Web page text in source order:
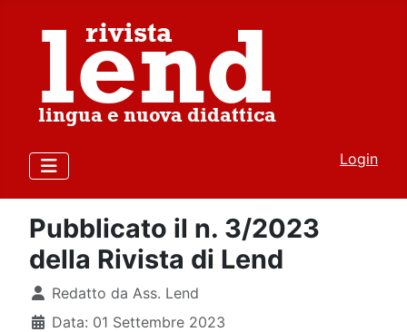
Login
Pubblicato il n. 3/2023
della Rivista di Lend
Dettagli
Redatto da Ass. Lend
Data: 01 Settembre 2023